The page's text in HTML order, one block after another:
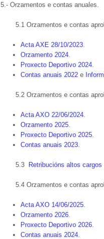
5.- Orzamentos e contas anuales.
5.1 Orzamentos e contas
Acta AXE 28/10/2023.
Orzamento 2024.
Proxecto Deportivo 2024.
Contas anuais 2022 e
5.2 Orzamentos e contas
Acta AXO 22/06/2024.
Orzamento 2025.
Proxecto Deportivo 2025.
Contas anuais 2023.
5.3 Retribucións altos cargos
5.4 Orzamentos e contas
Acta AXO 14/06/2025.
Orzamento 2026.
Proxecto Deportivo 2026.
Contas anuais 2024.